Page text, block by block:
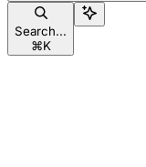
Search...
⌘K